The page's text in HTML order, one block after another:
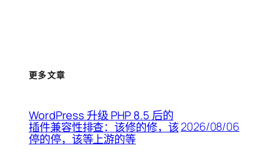
更多文章
WordPress 升级 PHP 8.5 后的
插件兼容性排查：该修的修，该
停的停，该等上游的等
2026/08/06